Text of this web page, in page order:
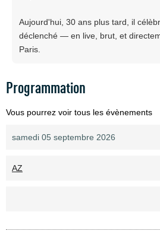
Aujourd'hui, 30 ans plus tard, il
déclenché — en live, brut, et
Paris.
Programmation
Vous pourrez voir tous les évènements
samedi 05 septembre 2026
AZ